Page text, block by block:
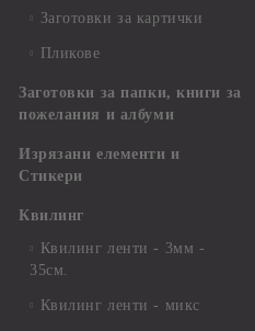
Заготовки за картички
Пликове
Заготовки за папки, книги за
пожелания и албуми
Изрязани елементи и
Стикери
Квилинг
Квилинг ленти - 3мм -
35см.
Квилинг ленти - микс